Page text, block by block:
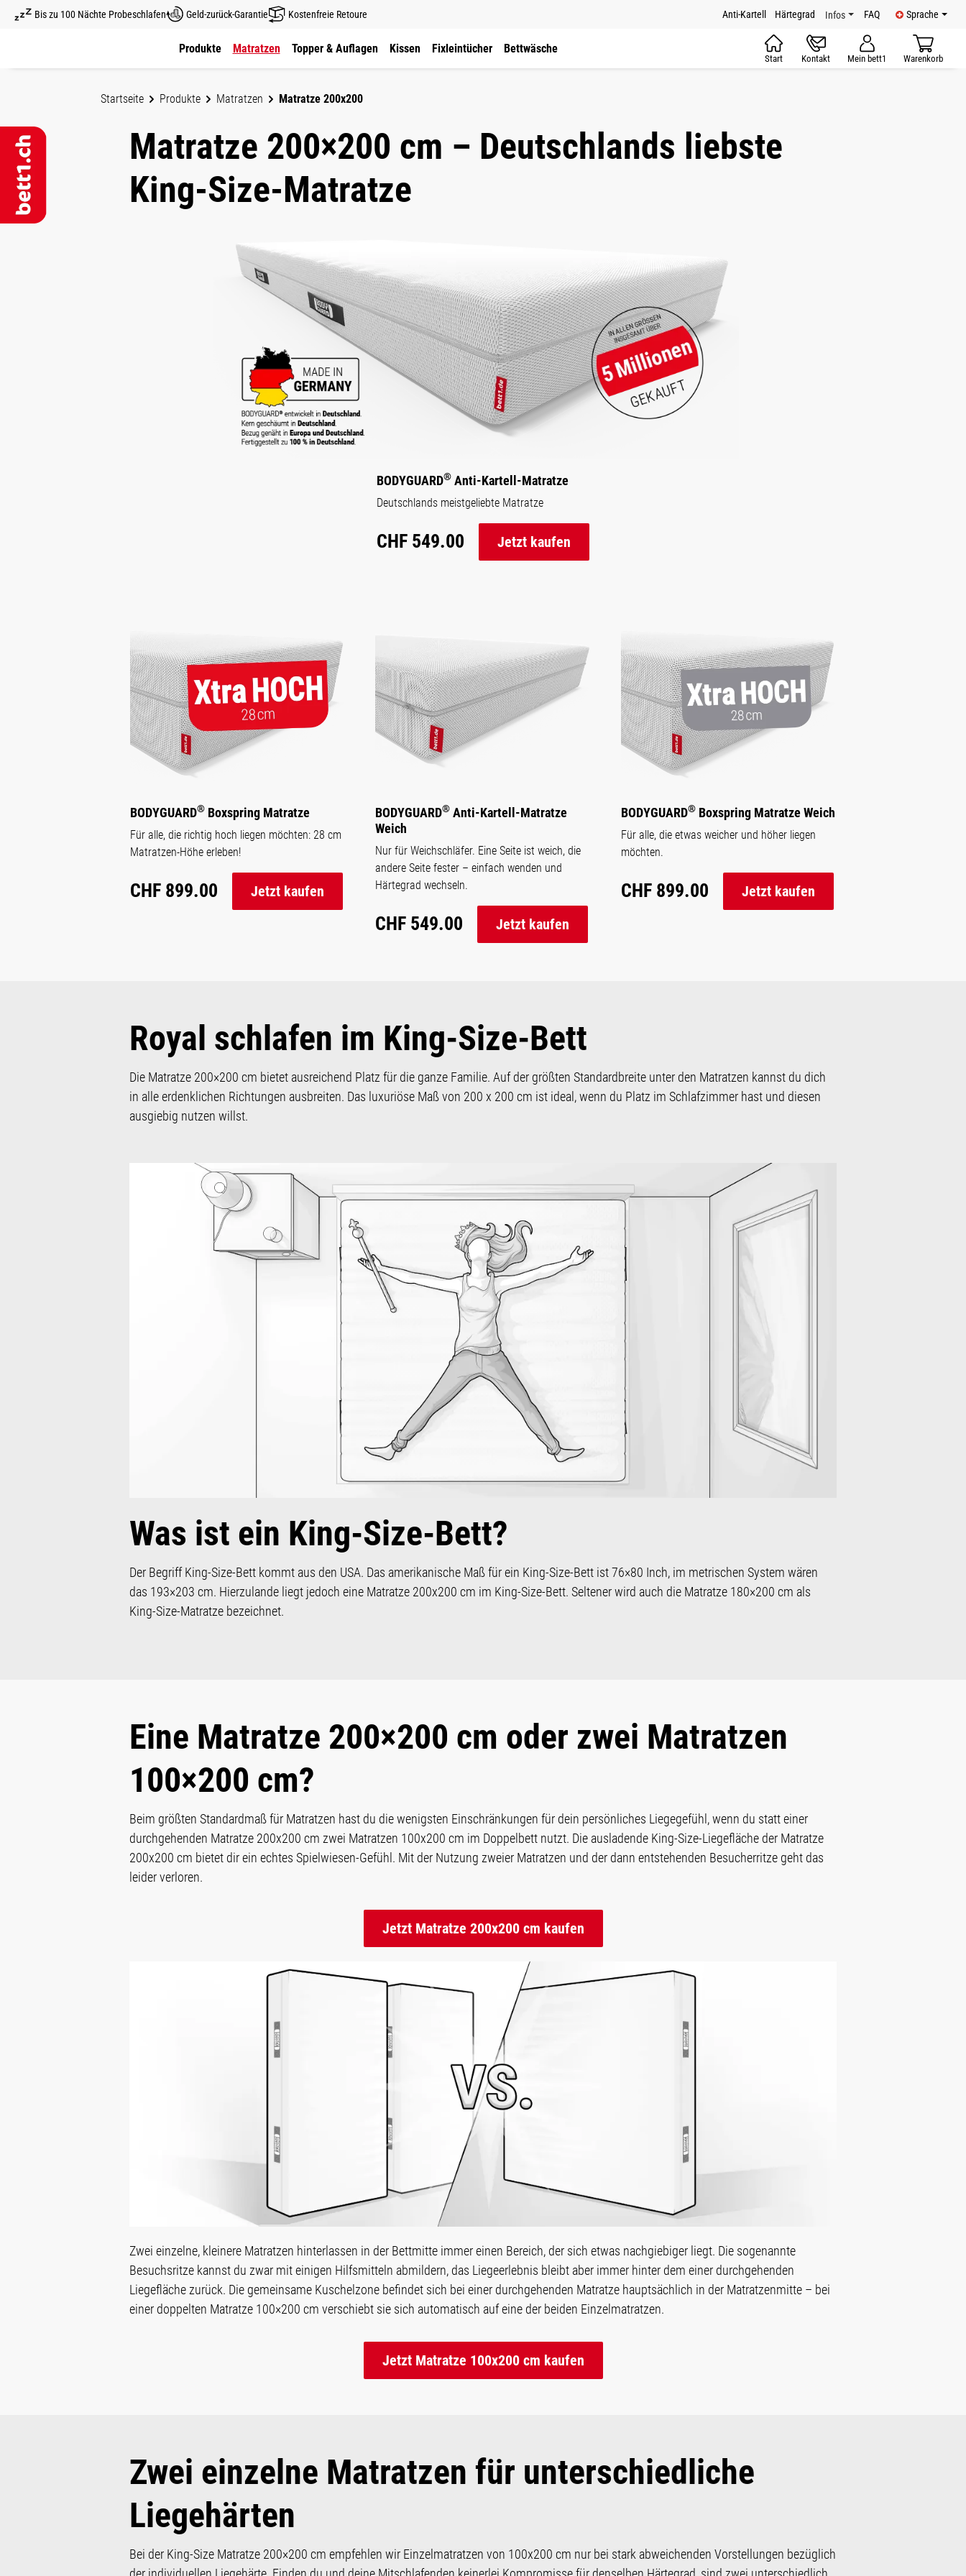
Hauptinhalt springen
Zur Hauptnavigation springen
Bis zu 100 Nächte Probeschlafen Geld-zurück-Garantie Kostenfreie Retoure Anti-Kartell Härtegrad Infos FAQ Sprache
Produkte Matratzen Topper & Auflagen Kissen Fixleintücher Bettwäsche
Start Kontakt Mein bett1 Warenkorb
Startseite Produkte Matratzen Matratze 200x200
Matratze 200×200 cm – Deutschlands liebste
King-Size-Matratze
BODYGUARD® Anti-Kartell-Matratze
Deutschlands meistgeliebte Matratze
CHF 549.00 Jetzt kaufen
BODYGUARD® Boxspring Matratze
Für alle, die richtig hoch liegen möchten: 28 cm
Matratzen-Höhe erleben!
CHF 899.00 Jetzt kaufen
BODYGUARD® Anti-Kartell-Matratze
Weich
Nur für Weichschläfer. Eine Seite ist weich, die
andere Seite fester – einfach wenden und
Härtegrad wechseln.
CHF 549.00 Jetzt kaufen
BODYGUARD®Boxspring Matratze Weich
Für alle, die etwas weicher und höher liegen
möchten.
CHF 899.00 Jetzt kaufen
Royal schlafen im King-Size-Bett
Die Matratze 200×200 cm bietet ausreichend Platz für die ganze Familie. Auf der größten Standardbreite unter den Matratzen kannst du dich
in alle erdenklichen Richtungen ausbreiten. Das luxuriöse Maß von 200 x 200 cm ist ideal, wenn du Platz im Schlafzimmer hast und diesen
ausgiebig nutzen willst.
Was ist ein King-Size-Bett?
Der Begriff King-Size-Bett kommt aus den USA. Das amerikanische Maß für ein King-Size-Bett ist 76×80 Inch, im metrischen System wären
das 193×203 cm. Hierzulande liegt jedoch eine Matratze 200x200 cm im King-Size-Bett. Seltener wird auch die Matratze 180×200 cm als
King-Size-Matratze bezeichnet.
Eine Matratze 200×200 cm oder zwei Matratzen
100×200 cm?
Beim größten Standardmaß für Matratzen hast du die wenigsten Einschränkungen für dein persönliches Liegegefühl, wenn du statt einer
durchgehenden Matratze 200x200 cm zwei Matratzen 100x200 cm im Doppelbett nutzt. Die ausladende King-Size-Liegefläche der Matratze
200x200 cm bietet dir ein echtes Spielwiesen-Gefühl. Mit der Nutzung zweier Matratzen und der dann entstehenden Besucherritze geht das
leider verloren.
Jetzt Matratze 200x200 cm kaufen
Zwei einzelne, kleinere Matratzen hinterlassen in der Bettmitte immer einen Bereich, der sich etwas nachgiebiger liegt. Die sogenannte
Besuchsritze kannst du zwar mit einigen Hilfsmitteln abmildern, das Liegeerlebnis bleibt aber immer hinter dem einer durchgehenden
Liegefläche zurück. Die gemeinsame Kuschelzone befindet sich bei einer durchgehenden Matratze hauptsächlich in der Matratzenmitte – bei
einer doppelten Matratze 100×200 cm verschiebt sie sich automatisch auf eine der beiden Einzelmatratzen.
Jetzt Matratze 100x200 cm kaufen
Zwei einzelne Matratzen für unterschiedliche
Liegehärten
Bei der King-Size Matratze 200×200 cm empfehlen wir Einzelmatratzen von 100x200 cm nur bei stark abweichenden Vorstellungen bezüglich